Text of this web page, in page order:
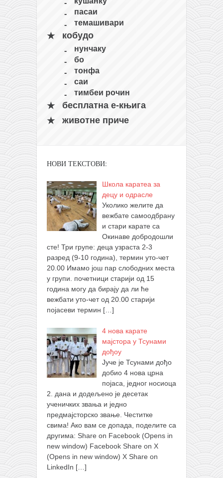
пасаи
темашивари
кобудо
нунчаку
бо
тонфа
саи
тимбеи рочин
бесплатна е-књига
животне приче
НОВИ ТЕКСТОВИ:
Школа каратеа за
децу и одрасле
Уколико желите да
вежбате самоодбрану
и стари карате са
Окинаве добродошли
сте! Три групе: деца узраста 2-3
разред (9-10 година), термин уто-чет
20.00 Имамо још пар слободних места
у групи. почетници старији од 15
година могу да бирају да ли ће
вежбати уто-чет од 20.00 старији
појасеви термин […]
4 нова карате
мајстора у Тсунами
дођоу
Јуче је Тсунами дођо
добио 4 нова црна
појаса, једног носиоца
2. дана и додељено је десетак
ученичких звања и једно
предмајсторско звање. Честитке
свима! Ако вам се допада, поделите са
другима: Share on Facebook (Opens in
new window) Facebook Share on X
(Opens in new window) X Share on
LinkedIn […]